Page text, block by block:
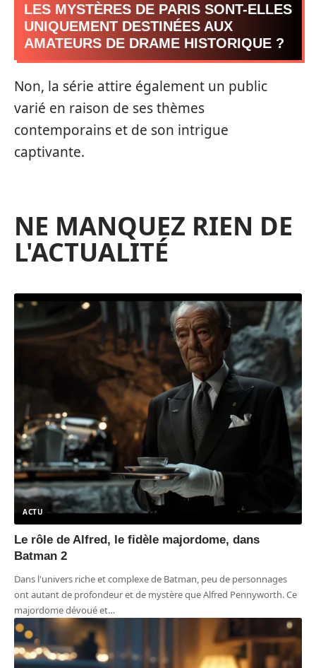
LES MYSTÈRES DE PARIS SONT-ELLES
UNIQUEMENT DESTINÉES AUX
AMATEURS DE DRAME HISTORIQUE ?
Non, la série attire également un public
varié en raison de ses thèmes
contemporains et de son intrigue
captivante.
NE MANQUEZ RIEN DE
L'ACTUALITÉ
ACTU
Le rôle de Alfred, le fidèle majordome, dans
Batman 2
Dans l'univers riche et complexe de Batman, peu de personnages
ont autant de profondeur et de mystère que Alfred Pennyworth. Ce
majordome dévoué et…